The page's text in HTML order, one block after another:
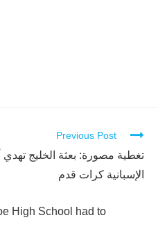
Continue
Reading
Previous Post
تغطية مصورة: بعثة الخليج تهدي
الإسبانية كرات قدم
High School had to